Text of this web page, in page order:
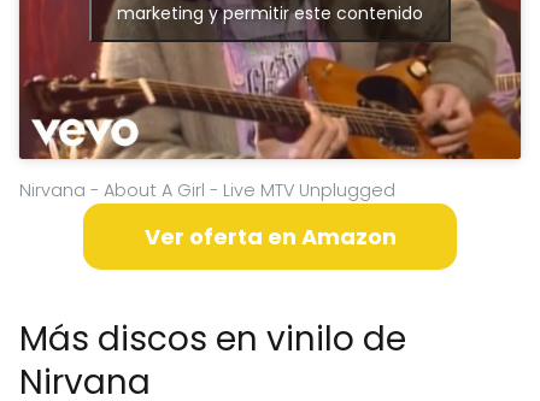
marketing y permitir este contenido
Nirvana - About A Girl - Live MTV Unplugged
Ver oferta en Amazon
Más discos en vinilo de
Nirvana